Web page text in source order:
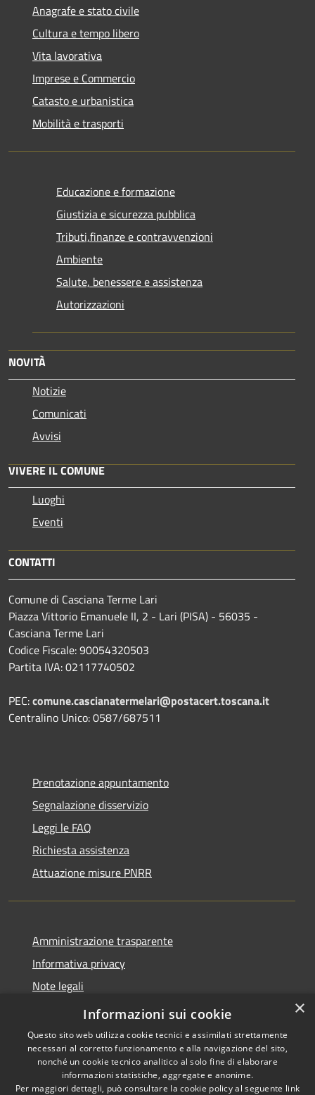
Anagrafe e stato civile
Cultura e tempo libero
Vita lavorativa
Imprese e Commercio
Catasto e urbanistica
Mobilità e trasporti
Educazione e formazione
Giustizia e sicurezza pubblica
Tributi,finanze e contravvenzioni
Ambiente
Salute, benessere e assistenza
Autorizzazioni
NOVITÀ
Notizie
Comunicati
Avvisi
VIVERE IL COMUNE
Luoghi
Eventi
CONTATTI
Comune di Casciana Terme Lari
Piazza Vittorio Emanuele II, 2 - Lari (PISA) - 56035 -
Casciana Terme Lari
Codice Fiscale: 90054320503
Partita IVA: 02117740502
PEC:comune.cascianatermelari@postacert.toscana.it
Centralino Unico: 0587/687511
Prenotazione appuntamento
Segnalazione disservizio
Leggi le FAQ
Richiesta assistenza
Attuazione misure PNRR
Amministrazione trasparente
Informativa privacy
Note legali
Dichiarazione di accessibilità
Copyright © 2026 • Comune di
×
Informazioni sui cookie
Questo sito web utilizza cookie tecnici e assimilati strettamente
necessari al corretto funzionamento e alla navigazione del sito,
nonché un cookie tecnico analitico al solo fine di elaborare
informazioni statistiche, aggregate e anonime.
Per maggiori dettagli, può consultare la cookie policy al seguente link